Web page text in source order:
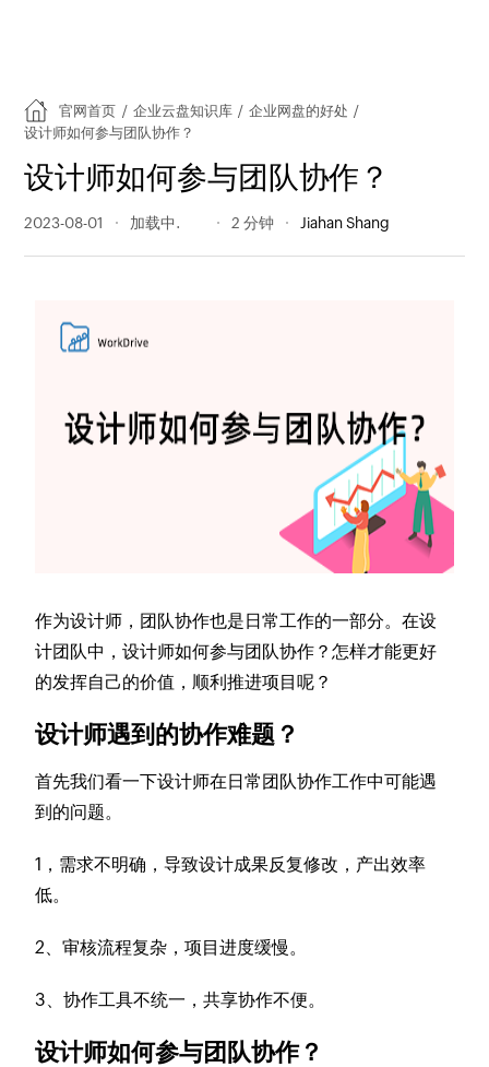
官网首页 / 企业云盘知识库 / 企业网盘的好处 /
设计师如何参与团队协作？
设计师如何参与团队协作？
2023-08-01 325 阅读量 2 分钟 Jiahan Shang
作为设计师，团队协作也是日常工作的一部分。在设
计团队中，设计师如何参与团队协作？怎样才能更好
的发挥自己的价值，顺利推进项目呢？
设计师遇到的协作难题？
首先我们看一下设计师在日常团队协作工作中可能遇
到的问题。
1，需求不明确，导致设计成果反复修改，产出效率
低。
2、审核流程复杂，项目进度缓慢。
3、协作工具不统一，共享协作不便。
设计师如何参与团队协作？